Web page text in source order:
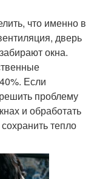
что именно в
дверь
окна.
Если
проблему
и обработать
тепло